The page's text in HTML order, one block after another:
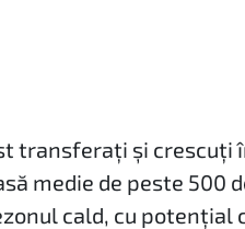
transferați și crescuți
medie de peste 500
cald, cu